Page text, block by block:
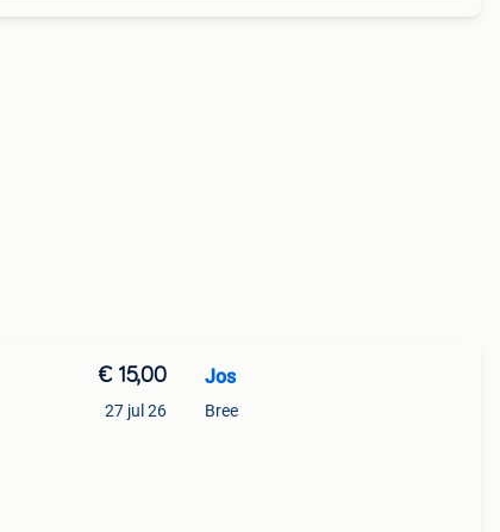
€ 15,00
27 jul 26
Jos
Bree